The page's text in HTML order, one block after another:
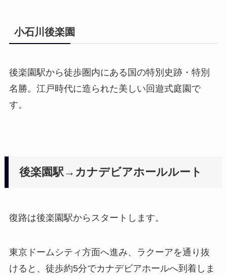
小石川後楽園
後楽園駅から徒歩圏内にある国の特別史跡・特別
名勝。江戸時代に造られた美しい回遊式庭園で
す。
後楽園駅→カナデビアホールルート
復路は後楽園駅からスタートします。
東京ドームシティ方面へ進み、ラクーアを通り抜
けると、徒歩約5分でカナデビアホールへ到着しま